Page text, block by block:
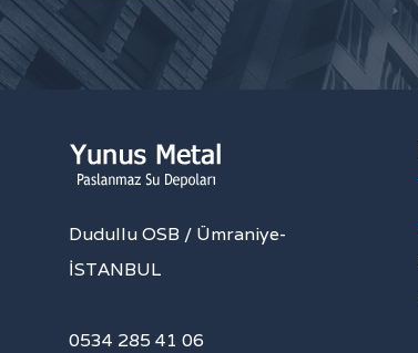
Dudullu OSB / Ümraniye-
İSTANBUL
0534 285 41 06